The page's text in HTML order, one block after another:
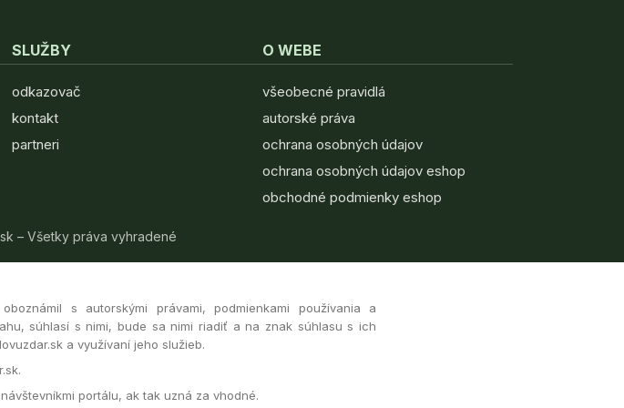
SLUŽBY
odkazovač
kontakt
partneri
O WEBE
všeobecné pravidlá
autorské práva
ochrana osobných údajov
ochrana osobných údajov eshop
obchodné podmienky eshop
– Všetky práva vyhradené
s autorskými právami, podmienkami používania a
súhlasí s nimi, bude sa nimi riadiť a na znak súhlasu s ich
a využívaní jeho služieb.
portálu, ak tak uzná za vhodné.